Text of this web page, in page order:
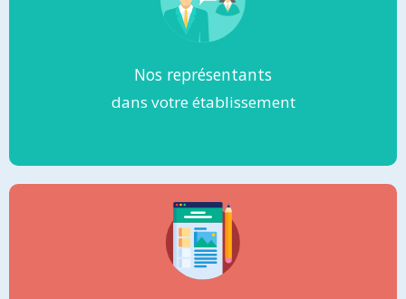
Nos représentants
dans votre établissement